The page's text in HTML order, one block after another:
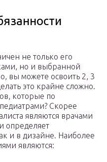
не только его
но и выбранной
вы можете освоить 2, 3
это крайне сложно.
которые по
Скорее
являются врачами
определяет
и в дизайне. Наиболее
являются: